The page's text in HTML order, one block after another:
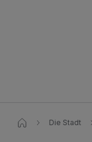
Die Stadt